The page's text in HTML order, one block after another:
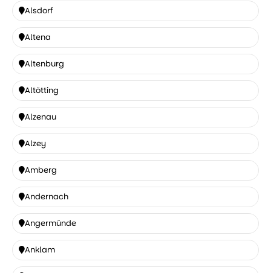
Alsdorf
Alsdorf
Altena
Altena
Altenburg
Altenburg
Altötting
Altötting
Alzenau
Alzenau
Alzey
Alzey
Amberg
Amberg
Andernach
Andernach
Angermünde
Angermünde
Anklam
Anklam